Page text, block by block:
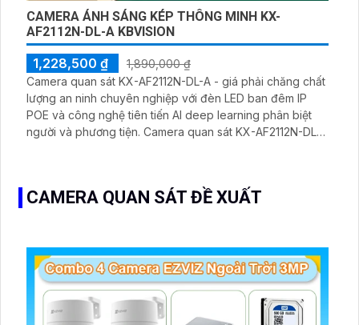
CAMERA ÁNH SÁNG KÉP THÔNG MINH KX-
AF2112N-DL-A KBVISION
1,228,500 ₫
1,890,000 ₫
Camera quan sát KX-AF2112N-DL-A - giá phải chăng chất
lượng an ninh chuyên nghiệp với đèn LED ban đêm IP
POE và công nghệ tiên tiến AI deep learning phân biệt
người và phương tiện. Camera quan sát KX-AF2112N-DL-
CAMERA QUAN SÁT ĐỀ XUẤT